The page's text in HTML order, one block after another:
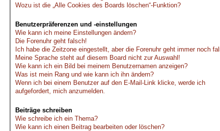
Wozu ist die „Alle Cookies des Boards löschen“-Funktion?
Benutzerpräferenzen und -einstellungen
Wie kann ich meine Einstellungen ändern?
Die Forenuhr geht falsch!
Ich habe die Zeitzone eingestellt, aber die Forenuhr geht immer noch
Meine Sprache steht auf diesem Board nicht zur Auswahl!
Wie kann ich ein Bild bei meinem Benutzernamen anzeigen?
Was ist mein Rang und wie kann ich ihn ändern?
Wenn ich bei einem Benutzer auf den E-Mail-Link klicke, werde ich
aufgefordert, mich anzumelden.
Beiträge schreiben
Wie schreibe ich ein Thema?
Wie kann ich einen Beitrag bearbeiten oder löschen?